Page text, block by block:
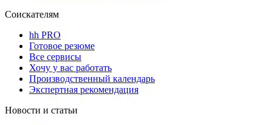
Соискателям
hh PRO
Готовое резюме
Все сервисы
Хочу у вас работать
Производственный календарь
Экспертная рекомендация
Новости и статьи